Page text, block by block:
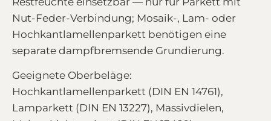
Nut-Feder-Verbindung; Mosaik-, Lam- oder
Hochkantlamellenparkett benötigen eine
separate dampfbremsende Grundierung.
Geeignete Oberbeläge:
Hochkantlamellenparkett (DIN EN 14761),
Lamparkett (DIN EN 13227), Massivdielen,